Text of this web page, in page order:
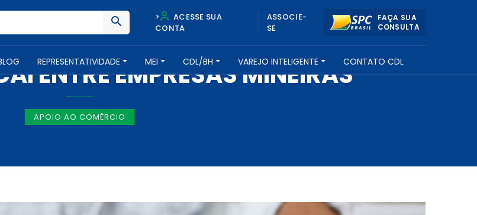
>
ACESSE SUA
CONTA
ASSOCIE-
SE
FAÇA SUA
CONSULTA
REPRESENTATIVIDADE MEI CDL/BH VAREJO INTELIGENTE CONTATO CDL
NOTÍCIAS -27 DE ABRIL DE 2018
ENTRE EMPRESAS MINEIRAS
APOIO AO COMÉRCIO